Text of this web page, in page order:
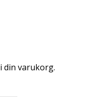
din varukorg.